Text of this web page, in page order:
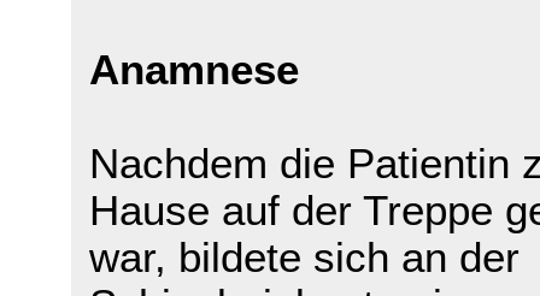
Anamnese
Nachdem die Patientin
Hause auf der Treppe
war, bildete sich an der